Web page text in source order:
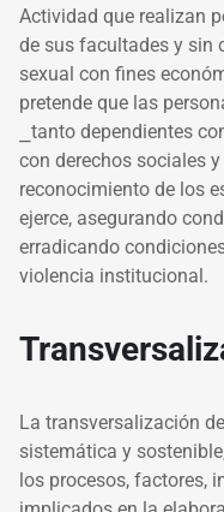
Actividad que realizan
de sus facultades y sin
sexual con fines
pretende que las
tanto dependientes
con derechos sociales
reconocimiento de los
ejerce, asegurando
erradicando
violencia institucional.
La transversalización
sistemática y
los procesos, factores,